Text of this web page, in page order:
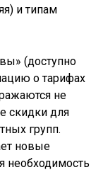
и типам
(доступно
о тарифах
не
скидки для
групп.
новые
необходимость